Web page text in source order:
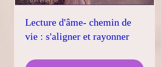
Lecture d'âme- chemin de
vie : s'aligner et rayonner